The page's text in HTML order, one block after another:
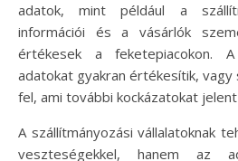
adatok, mint például a
információi és a vásárlók
értékesek a feketepiacokon.
adatokat gyakran értékesítik, vagy
fel, ami további kockázatokat
A szállítmányozási vállalatoknak
veszteségekkel, hanem az